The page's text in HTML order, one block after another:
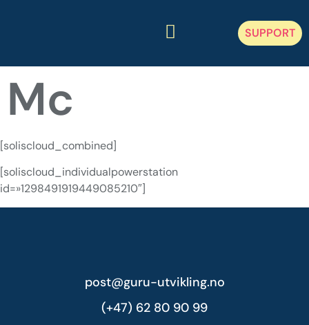
Samfunnsansvar
Om Guru
SUPPORT
Mc
[soliscloud_combined]
[soliscloud_individualpowerstation
id=»1298491919449085210″]
post@guru-utvikling.no
(+47) 62 80 90 99